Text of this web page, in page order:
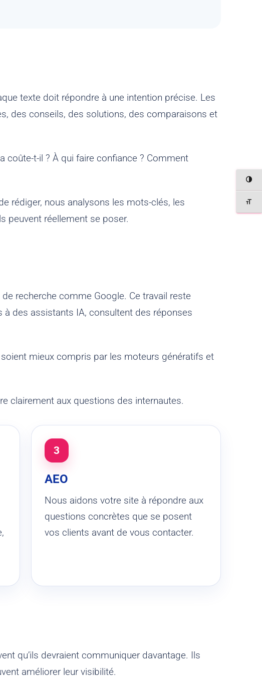
PASSER
texte doit répondre à une intention précise. Les
des conseils, des solutions, des comparaisons et
coûte-t-il ? À qui faire confiance ? Comment
rédiger, nous analysons les mots-clés, les
peuvent réellement se poser.
recherche comme Google. Ce travail reste
des assistants IA, consultent des réponses
mieux compris par les moteurs génératifs et
clairement aux questions des internautes.
3
AEO
Nous aidons votre site à répondre aux
questions concrètes que se posent
vos clients avant de vous contacter.
qu’ils devraient communiquer davantage. Ils
améliorer leur visibilité.